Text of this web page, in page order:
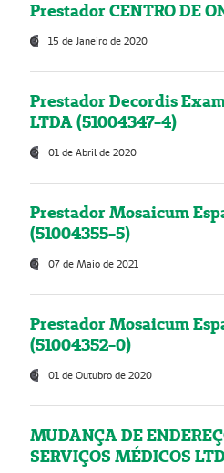
Prestador CENTRO DE
15 de Janeiro de 2020
Prestador Decordis
LTDA (51004347-4)
01 de Abril de 2020
Prestador Mosaicum
(51004355-5)
07 de Maio de 2021
Prestador Mosaicum
(51004352-0)
01 de Outubro de 2020
MUDANÇA DE
SERVIÇOS MÉDICOS